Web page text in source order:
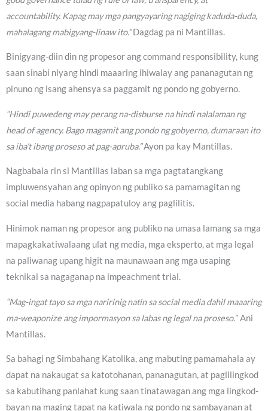
accountability. Kapag may mga pangyayaring nagiging kaduda-duda,
mahalagang mabigyang-linaw ito.”Dagdag pa ni Mantillas.
Binigyang-diin din ng propesor ang command responsibility, kung
saan sinabi niyang hindi maaaring ihiwalay ang pananagutan ng
pinuno ng isang ahensya sa paggamit ng pondo ng gobyerno.
“Hindi puwedeng may perang na-disburse na hindi nalalaman ng
head of agency. Bago magamit ang pondo ng gobyerno, dumaraan ito
sa iba’t ibang proseso at pag-apruba.”Ayon pa kay Mantillas.
Nagbabala rin si Mantillas laban sa mga pagtatangkang
impluwensyahan ang opinyon ng publiko sa pamamagitan ng
social media habang nagpapatuloy ang paglilitis.
Hinimok naman ng propesor ang publiko na umasa lamang sa mga
mapagkakatiwalaang ulat ng media, mga eksperto, at mga legal
na paliwanag upang higit na maunawaan ang mga usaping
teknikal sa nagaganap na impeachment trial.
“Mag-ingat tayo sa mga naririnig natin sa social media dahil maaaring
ma-weaponize ang impormasyon sa labas ng legal na proseso.” Ani
Mantillas.
Sa bahagi ng Simbahang Katolika, ang mabuting pamamahala ay
dapat na nakaugat sa katotohanan, pananagutan, at paglilingkod
sa kabutihang panlahat kung saan tinatawagan ang mga lingkod-
bayan na maging tapat na katiwala ng pondo ng sambayanan at